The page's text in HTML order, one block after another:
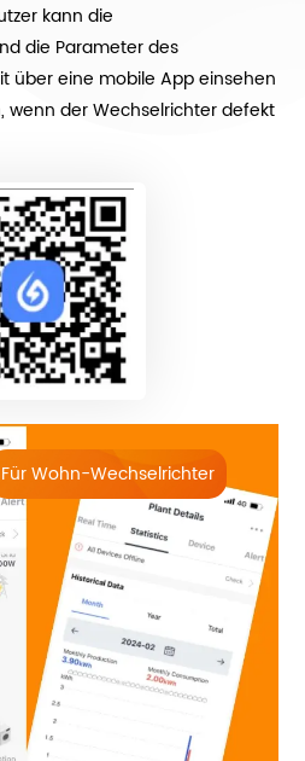
kann die
die Parameter des
über eine mobile App einsehen
wenn der Wechselrichter defekt
Für Wohn-Wechselrichter